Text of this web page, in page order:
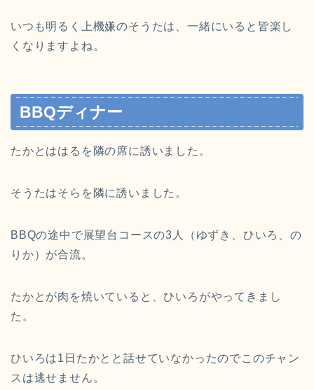
いつも明るく上機嫌のそうたは、一緒にいると皆楽し
くなりますよね。
BBQディナー
たかとははるを隣の席に誘いました。
そうたはそらを隣に誘いました。
BBQの途中で展望台コースの3人（ゆずき、ひいろ、の
りか）が合流。
たかとが肉を焼いていると、ひいろがやってきまし
た。
ひいろは1日たかとと話せていなかったのでこのチャン
スは逃せません。